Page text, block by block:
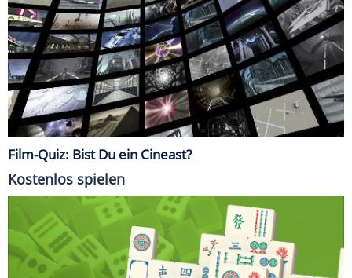
Film-Quiz: Bist Du ein Cineast?
Kostenlos spielen